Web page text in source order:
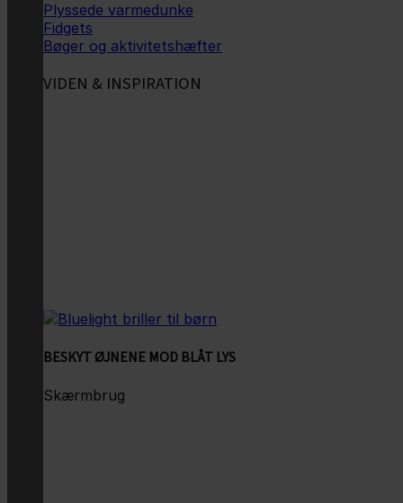
Plyssede varmedunke
Fidgets
Bøger og aktivitetshæfter
VIDEN & INSPIRATION
BESKYT ØJNENE MOD BLÅT LYS
Skærmbrug